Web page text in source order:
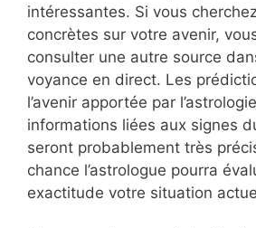
intéressantes. Si vous
concrètes sur votre avenir,
consulter une autre source
voyance en direct. Les
l’avenir apportée par
informations liées aux signes
seront probablement très
chance l’astrologue pourra
exactitude votre situation